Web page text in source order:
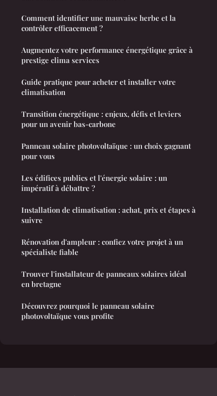
Comment identifier une mauvaise herbe et la
contrôler efficacement ?
Augmentez votre performance énergétique grâce à
prestige clima services
Guide pratique pour acheter et installer votre
climatisation
Transition énergétique : enjeux, défis et leviers
pour un avenir bas-carbone
Panneau solaire photovoltaïque : un choix gagnant
pour vous
Les édifices publics et l'énergie solaire : un
impératif à débattre ?
Installation de climatisation : achat, prix et étapes à
suivre
Rénovation d'ampleur : confiez votre projet à un
spécialiste fiable
Trouver l'installateur de panneaux solaires idéal
en bretagne
Découvrez pourquoi le panneau solaire
photovoltaïque vous profite